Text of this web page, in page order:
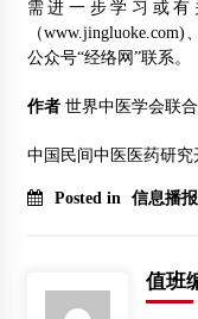
需进一步学习或
（
公众号“经络网”联系。
作者世界中医学会联
中国民间中医医药研
Posted in 信息播报
值班